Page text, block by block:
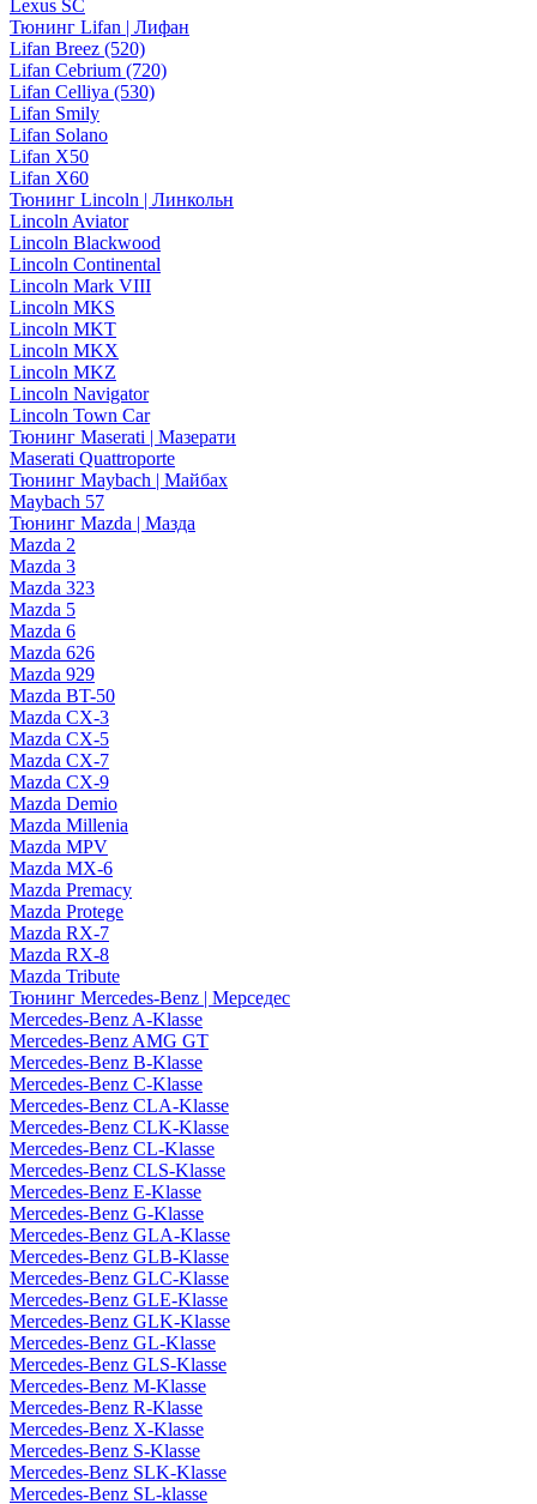
Lexus SC
Тюнинг Lifan | Лифан
Lifan Breez (520)
Lifan Cebrium (720)
Lifan Celliya (530)
Lifan Smily
Lifan Solano
Lifan X50
Lifan X60
Тюнинг Lincoln | Линкольн
Lincoln Aviator
Lincoln Blackwood
Lincoln Continental
Lincoln Mark VIII
Lincoln MKS
Lincoln MKT
Lincoln MKX
Lincoln MKZ
Lincoln Navigator
Lincoln Town Car
Тюнинг Maserati | Мазерати
Maserati Quattroporte
Тюнинг Maybach | Майбах
Maybach 57
Тюнинг Mazda | Мазда
Mazda 2
Mazda 3
Mazda 323
Mazda 5
Mazda 6
Mazda 626
Mazda 929
Mazda BT-50
Mazda CX-3
Mazda CX-5
Mazda CX-7
Mazda CX-9
Mazda Demio
Mazda Millenia
Mazda MPV
Mazda MX-6
Mazda Premacy
Mazda Protege
Mazda RX-7
Mazda RX-8
Mazda Tribute
Тюнинг Mercedes-Benz | Мерседес
Mercedes-Benz A-Klasse
Mercedes-Benz AMG GT
Mercedes-Benz B-Klasse
Mercedes-Benz C-Klasse
Mercedes-Benz CLA-Klasse
Mercedes-Benz CLK-Klasse
Mercedes-Benz CL-Klasse
Mercedes-Benz CLS-Klasse
Mercedes-Benz E-Klasse
Mercedes-Benz G-Klasse
Mercedes-Benz GLA-Klasse
Mercedes-Benz GLB-Klasse
Mercedes-Benz GLC-Klasse
Mercedes-Benz GLE-Klasse
Mercedes-Benz GLK-Klasse
Mercedes-Benz GL-Klasse
Mercedes-Benz GLS-Klasse
Mercedes-Benz M-Klasse
Mercedes-Benz R-Klasse
Mercedes-Benz X-Klasse
Mercedes-Benz S-Klasse
Mercedes-Benz SLK-Klasse
Mercedes-Benz SL-klasse